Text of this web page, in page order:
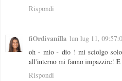
Rispondi
fiOrdivanilla lun lug 11,
oh - mio - dio ! mi sciolgo
all'interno mi fanno impazzire!
Rispondi